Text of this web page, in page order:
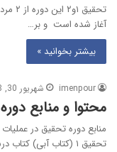
آغاز شده است و بر…
بیشتر بخوانید »
imenpour شهریور 30, 1398
محتوا و منابع
تحقیق ۱ (کتاب آبی) کتاب درس…